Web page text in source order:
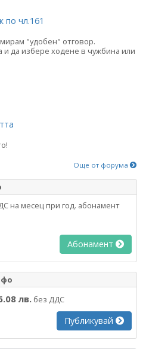
по чл.161
"удобен" отговор.
и да избере ходене в чужбина или
Още от форума
на месец при год. абонамент
Абонамент
лв. без ДДС
Публикувай